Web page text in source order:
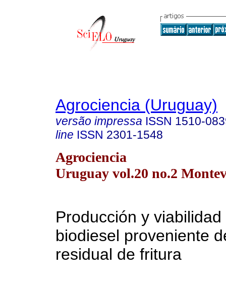
Agrociencia (Uruguay)
versão impressa ISSN 1510-
line ISSN 2301-1548
Agrociencia
Uruguay vol.20 no.2
Producción y
biodiesel proveniente
residual de fritura